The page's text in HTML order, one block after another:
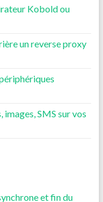
Kobold ou
un reverse proxy
SMS sur vos
et fin du